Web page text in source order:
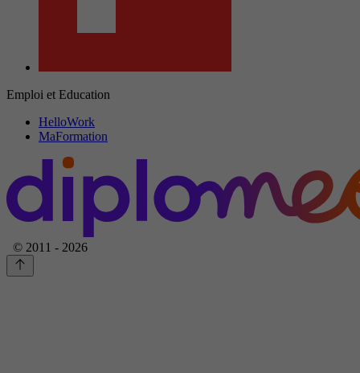
Emploi et Education
HelloWork
MaFormation
© 2011 - 2026